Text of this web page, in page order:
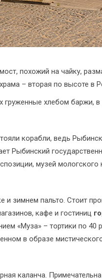
похожий на чайку,
– вторая по высоте в
груженные хлебом баржи,
корабли, ведь
Рыбинский
музей мологского
зимнем пальто. Стоит
кафе и гостиниц
«Муза» – тортики по 40
в образе
каланча.